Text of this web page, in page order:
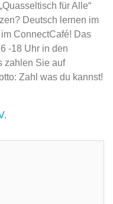
für Alle“
Deutsch lernen im
ConnectCafé! Das
-18 Uhr in den
zahlen Sie auf
Zahl was du kannst!